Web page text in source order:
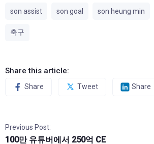
son assist son goal son heung min
축구
Share this article:
Share Tweet Share
Previous Post:
100만 유튜버에서 250억 CE